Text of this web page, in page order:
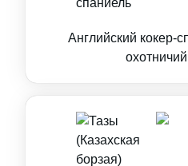
Английский кокер-